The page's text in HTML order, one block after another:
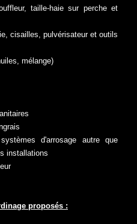
taille-haie sur perche et
cisailles, pulvérisateur et outils
mélange)
d'arrosage autre que
installations
proposés :